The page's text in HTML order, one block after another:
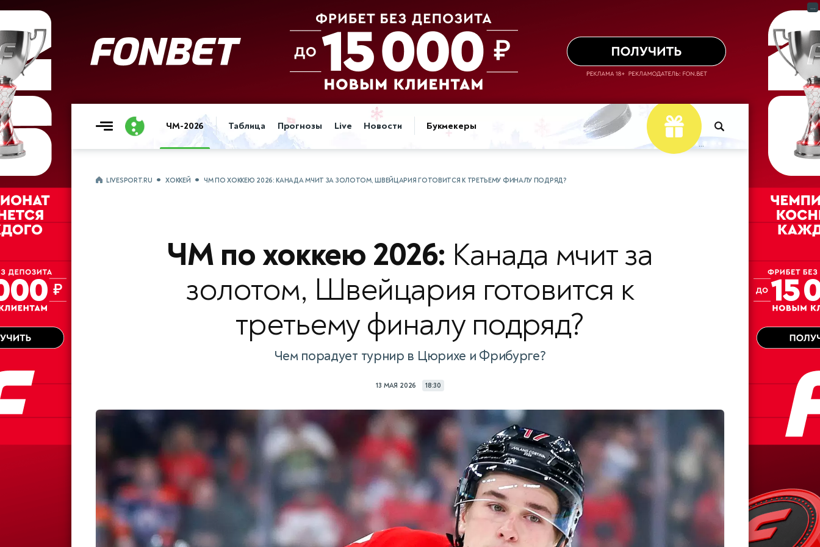
ЧМ-2026 Таблица Прогнозы Live Новости Букмекеры
...
LIVESPORT.RU ХОККЕЙ ЧМ ПО ХОККЕЮ 2026: КАНАДА МЧИТ ЗА ЗОЛОТОМ, ШВЕЙЦАРИЯ ГОТОВИТСЯ К ТРЕТЬЕМУ ФИНАЛУ ПОДРЯД?
ЧМ по хоккею 2026: Канада мчит за
золотом, Швейцария готовится к
третьему финалу подряд?
Чем порадует турнир в Цюрихе и Фрибурге?
13 МАЯ 2026 18:30
...